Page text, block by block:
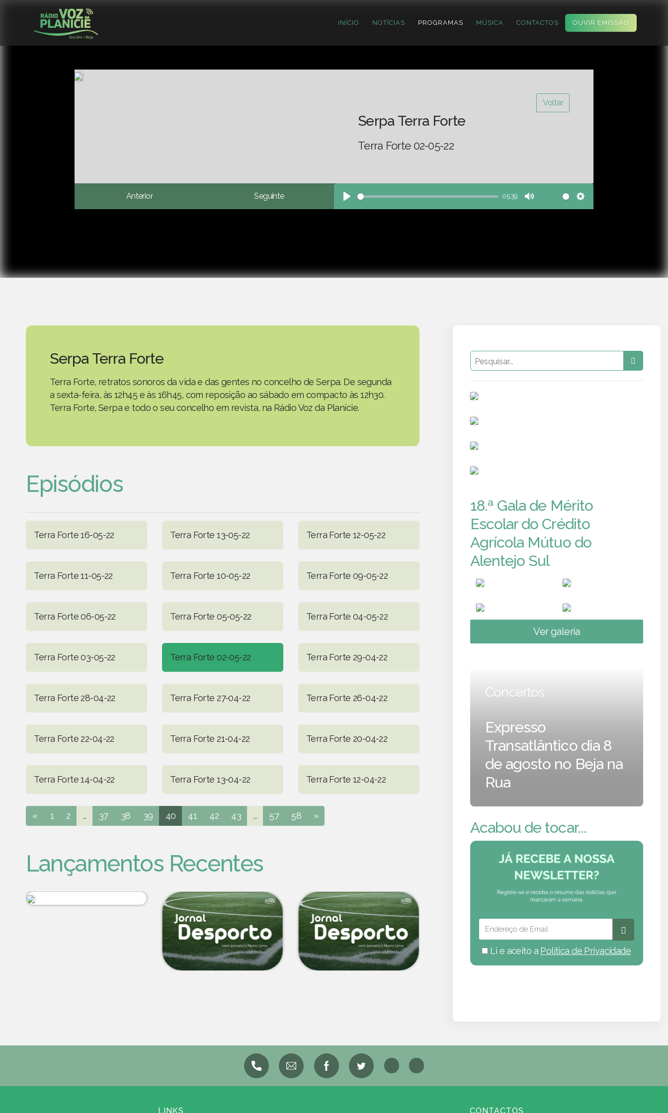
INÍCIO NOTÍCIAS PROGRAMAS MÚSICA CONTACTOS OUVIR EMISSÃO
Voltar
Serpa Terra Forte
Terra Forte 02-05-22
Anterior Seguinte
Play
05:39
Mute Settings
Serpa Terra Forte
Terra Forte, retratos sonoros da vida e das gentes no concelho de Serpa. De segunda
a sexta-feira, às 12h45 e às 16h45, com reposição ao sábado em compacto às 12h30.
Terra Forte, Serpa e todo o seu concelho em revista, na Rádio Voz da Planície.
Episódios
Terra Forte 16-05-22 Terra Forte 13-05-22 Terra Forte 12-05-22
Terra Forte 11-05-22 Terra Forte 10-05-22 Terra Forte 09-05-22
Terra Forte 06-05-22 Terra Forte 05-05-22 Terra Forte 04-05-22
Terra Forte 03-05-22 Terra Forte 02-05-22 Terra Forte 29-04-22
Terra Forte 28-04-22 Terra Forte 27-04-22 Terra Forte 26-04-22
Terra Forte 22-04-22 Terra Forte 21-04-22 Terra Forte 20-04-22
Terra Forte 14-04-22 Terra Forte 13-04-22 Terra Forte 12-04-22
« 1 2 ... 37 38 39 40 41 42 43 ... 57 58 »
Lançamentos Recentes
18.ª Gala de Mérito
Escolar do Crédito
Agrícola Mútuo do
Alentejo Sul
Ver galeria
Concertos
Expresso
Transatlântico dia 8
de agosto no Beja na
Rua
Acabou de tocar...
Li e aceito a Política de Privacidade
LINKS CONTACTOS